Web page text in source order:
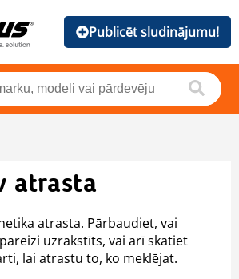
Publicēt sludinājumu!
atrasta
atrasta. Pārbaudiet, vai
uzrakstīts, vai arī skatiet
lai atrastu to, ko meklējat.